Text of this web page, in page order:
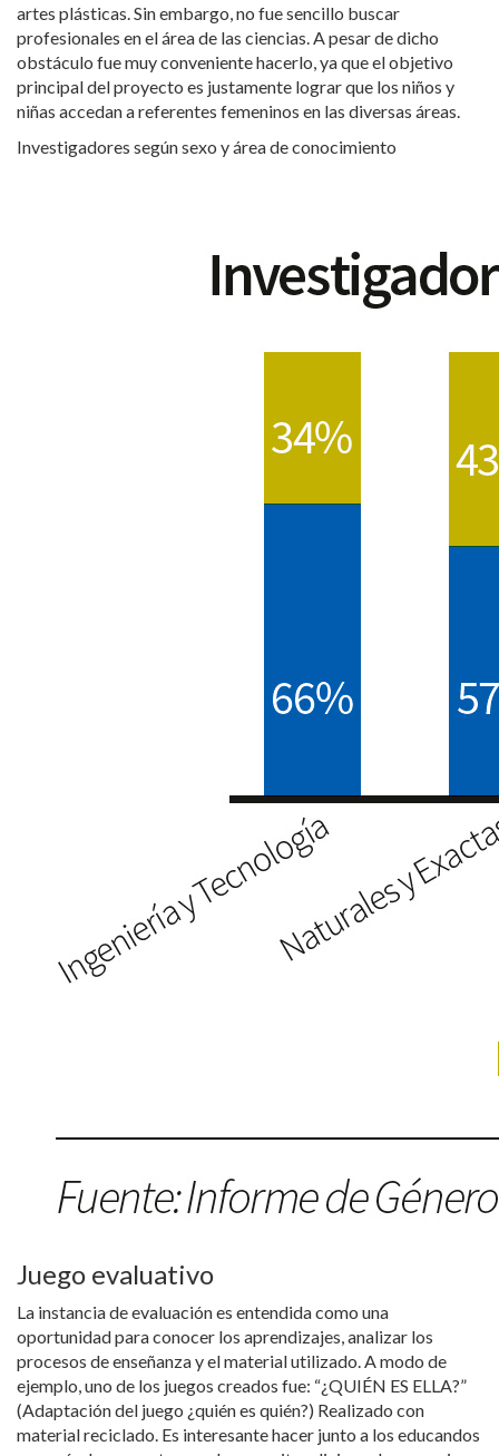
artes plásticas. Sin embargo, no fue sencillo buscar
profesionales en el área de las ciencias. A pesar de dicho
obstáculo fue muy conveniente hacerlo, ya que el objetivo
principal del proyecto es justamente lograr que los niños y
niñas accedan a referentes femeninos en las diversas áreas.
Investigadores según sexo y área de conocimiento
Juego evaluativo
La instancia de evaluación es entendida como una
oportunidad para conocer los aprendizajes, analizar los
procesos de enseñanza y el material utilizado. A modo de
ejemplo, uno de los juegos creados fue: “¿QUIÉN ES ELLA?”
(Adaptación del juego ¿quién es quién?) Realizado con
material reciclado. Es interesante hacer junto a los educandos